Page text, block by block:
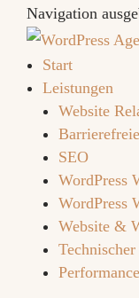
Navigation
Start
Leistungen
Website
SEO
WordPress
WordPress
Website &